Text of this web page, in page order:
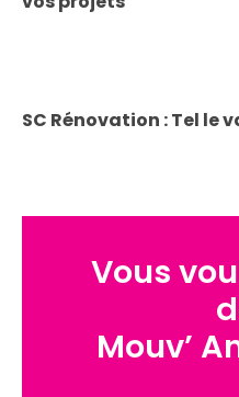
SC Rénovation : Tel le
Vous
Mouv’